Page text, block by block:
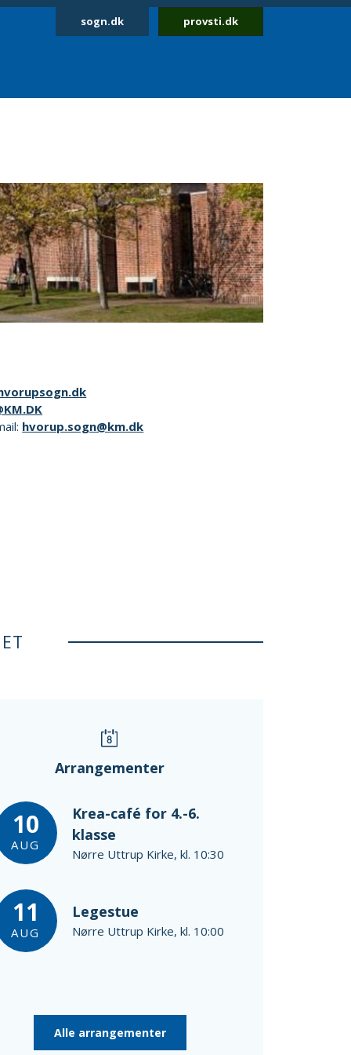
sogn.dk provsti.dk
hvorup.sogn@km.dk
Arrangementer
10
AUG
Krea-café for 4.-6.
klasse
Nørre Uttrup Kirke, kl. 10:30
11
AUG
Legestue
Nørre Uttrup Kirke, kl. 10:00
Alle arrangementer